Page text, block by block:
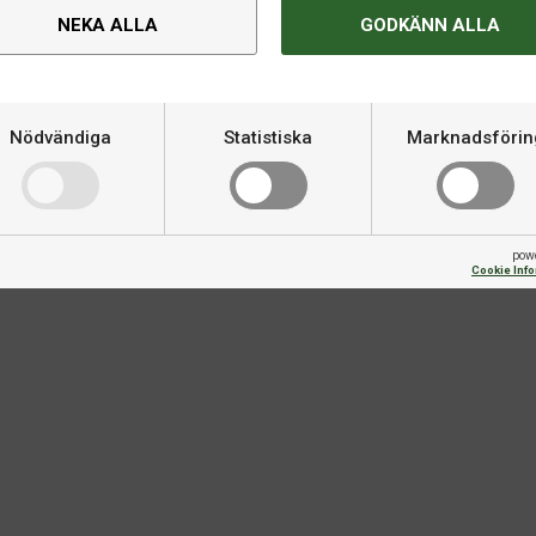
NEKA ALLA GODKÄNN ALLA
Nödvändiga Statistiska
Cookie
Om produkten